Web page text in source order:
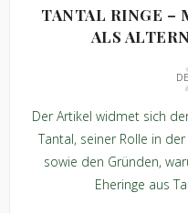
TANTAL RINGE –
ALS
Der Artikel widmet sich
Tantal, seiner Rolle in
sowie den Gründen,
Eheringe aus